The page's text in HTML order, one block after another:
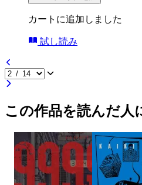
カートに追加しました
試し読み
この作品を読んだ人